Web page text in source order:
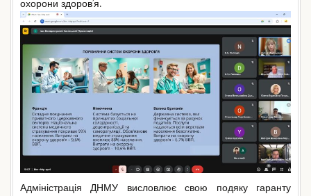
охорони здоровʼя.
Адміністрація ДНМУ висловлює свою подяку гаранту